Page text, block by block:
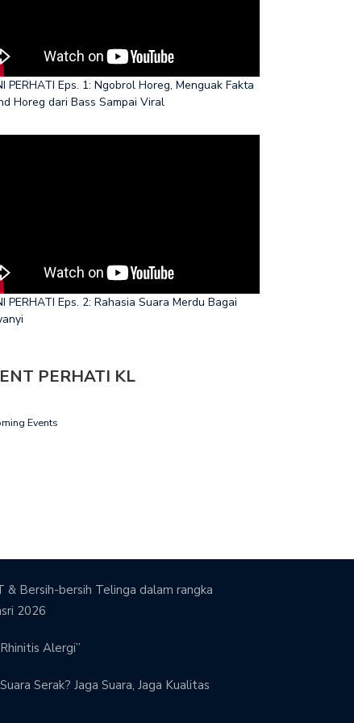
PERHATI Eps. 1: Ngobrol Horeg, Menguak Fakta
Horeg dari Bass Sampai Viral
PERHATI Eps. 2: Rahasia Suara Merdu Bagai
PERHATI KL
Events
& Bersih-bersih Telinga dalam rangka
2026
Alergi”
Serak? Jaga Suara, Jaga Kualitas